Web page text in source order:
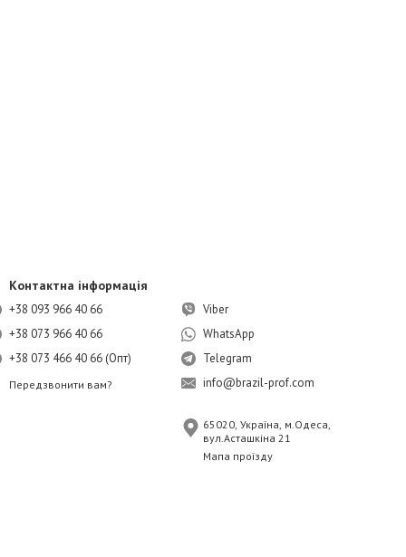
Контактна інформація
+38 093 966 40 66
+38 073 966 40 66
+38 073 466 40 66 (Опт)
Передзвонити вам?
Viber
WhatsApp
Telegram
info@brazil-prof.com
65020, Україна, м.Одеса,
вул.Асташкіна 21
Мапа проїзду